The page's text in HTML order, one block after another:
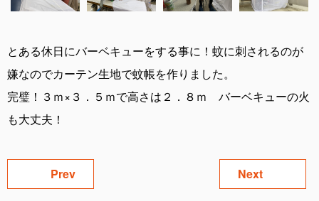
とある休日にバーベキューをする事に！蚊に刺されるのが
嫌なのでカーテン生地で蚊帳を作りました。
完璧！３ｍ×３．５ｍで高さは２．８ｍ バーベキューの火
も大丈夫！
Prev Next